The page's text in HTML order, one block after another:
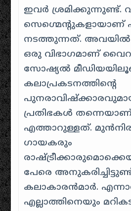
ഇവര്‍ ശ്രമിക്കുന്നുണ്ട്.
സെഗ്മെന്റുകളായാണ്
നടത്തുന്നത്. അവയില്‍
ഒരു വിഭാഗമാണ്
സോഷ്യല്‍
കലാപ്രകടനത്തിന്റെ
പ്രതിഭകള്‍
എത്താറുള്ളത്.
ഗായകരും
പേരെ
കലാകാരന്‍മാര്‍.
എല്ലാത്തിനെയും